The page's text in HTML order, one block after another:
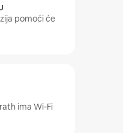
pomoći će
ima Wi-Fi